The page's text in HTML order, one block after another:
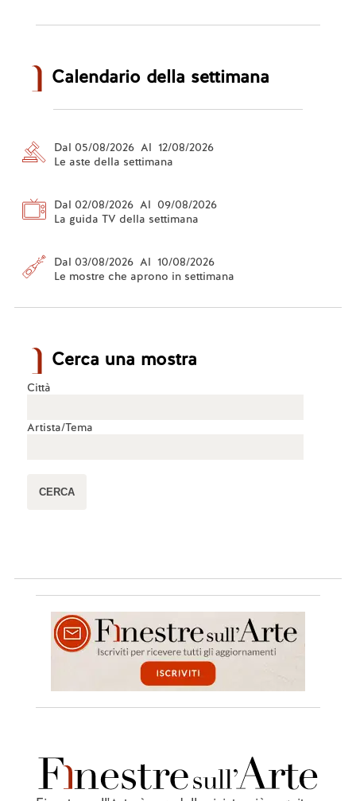
Calendario della settimana
Dal 05/08/2026 Al 12/08/2026
Le aste della settimana
Dal 02/08/2026 Al 09/08/2026
La guida TV della settimana
Dal 03/08/2026 Al 10/08/2026
Le mostre che aprono in settimana
Cerca una mostra
Città
Artista/Tema